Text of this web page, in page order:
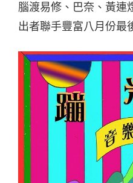
腦渡易修、巴奈、黃連
出者聯手豐富八月份最